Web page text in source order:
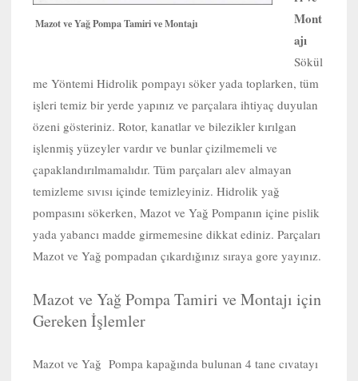
Mazot ve Yağ Pompa Tamiri ve Montajı
Mont
ajı
Sökül
me Yöntemi Hidrolik pompayı söker yada toplarken, tüm
işleri temiz bir yerde yapınız ve parçalara ihtiyaç duyulan
özeni gösteriniz. Rotor, kanatlar ve bilezikler kırılgan
işlenmiş yüzeyler vardır ve bunlar çizilmemeli ve
çapaklandırılmamalıdır. Tüm parçaları alev almayan
temizleme sıvısı içinde temizleyiniz. Hidrolik yağ
pompasını sökerken, Mazot ve Yağ Pompanın içine pislik
yada yabancı madde girmemesine dikkat ediniz. Parçaları
Mazot ve Yağ pompadan çıkardığınız sıraya gore yayınız.
Mazot ve Yağ Pompa Tamiri ve Montajı için
Gereken İşlemler
Mazot ve Yağ Pompa kapağında bulunan 4 tane cıvatayı